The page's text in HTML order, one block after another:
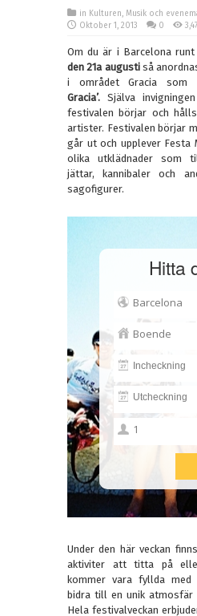
in Kulturen, Musik och
Oktober 1, 2013
0
Om du är i Barcelona runt
den 21a augustiså
i området Gracia
Gracia’.Själva
festivalen börjar och
artister. Festivalen börjar
går ut och upplever Festa
olika utklädnader som
jättar, kannibaler och
sagofigurer.
Hitta
Under den här veckan
aktiviter att titta på
kommer vara fyllda
bidra till en unik atmosfär
Hela festivalveckan